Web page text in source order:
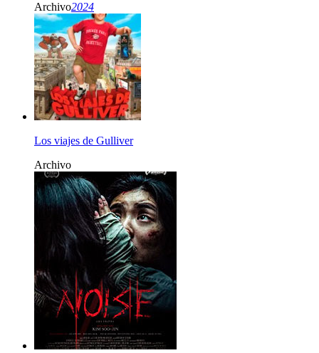
Archivo2024
Los viajes de Gulliver
Archivo